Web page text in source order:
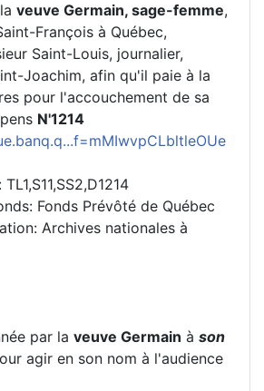
veuve Germain, sage-femme,
François à Québec,
Saint-Louis, journalier,
Joachim, afin qu'il paie à la
pour l'accouchement de sa
N'1214
Fonds Prévôté de Québec
Archives nationales à
par la veuve Germain à son
agir en son nom à l'audience